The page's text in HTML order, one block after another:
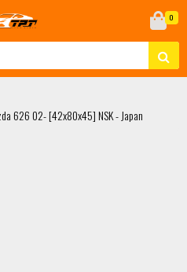
0
626 02- [42x80x45] NSK - Japan